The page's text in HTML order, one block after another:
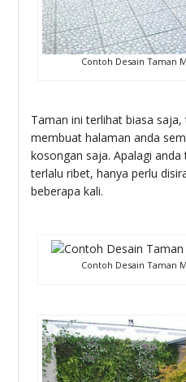
Contoh Desain Taman
Taman ini terlihat biasa
membuat halaman anda
kosongan saja. Apalagi
terlalu ribet, hanya perlu
beberapa kali.
Contoh Desain Taman